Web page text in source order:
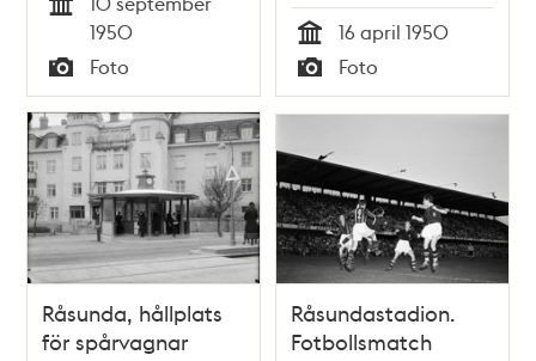
1950
Typ
Foto Tid
16 april 1950
Typ
Foto
Råsunda, hållplats
för spårvagnar
Råsundastadion.
Fotbollsmatch